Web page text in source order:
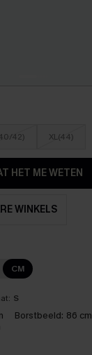
42) XL(44)
HET ME WETEN
WINKELS
CM
S
Borstbeeld: 86 cm